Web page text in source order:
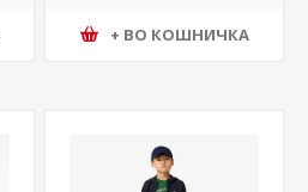
+ ВО КОШНИЧКА